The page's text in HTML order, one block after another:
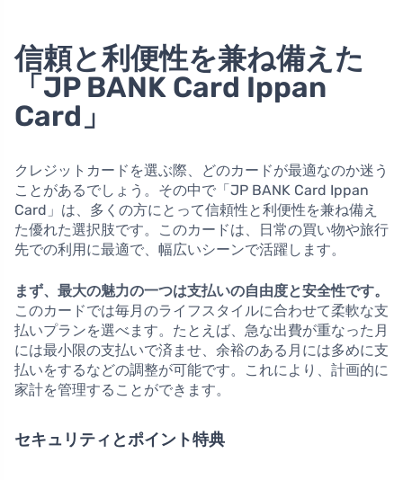
信頼と利便性を兼ね備えた
「JP BANK Card Ippan
Card」
クレジットカードを選ぶ際、どのカードが最適なのか迷う
ことがあるでしょう。その中で「JP BANK Card Ippan
Card」は、多くの方にとって信頼性と利便性を兼ね備え
た優れた選択肢です。このカードは、日常の買い物や旅行
先での利用に最適で、幅広いシーンで活躍します。
まず、最大の魅力の一つは支払いの自由度と安全性です。
このカードでは毎月のライフスタイルに合わせて柔軟な支
払いプランを選べます。たとえば、急な出費が重なった月
には最小限の支払いで済ませ、余裕のある月には多めに支
払いをするなどの調整が可能です。これにより、計画的に
家計を管理することができます。
セキュリティとポイント特典